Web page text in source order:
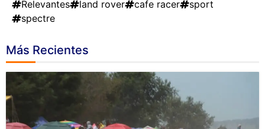
Relevantes
land rover cafe racer
sport
spectre
Más Recientes